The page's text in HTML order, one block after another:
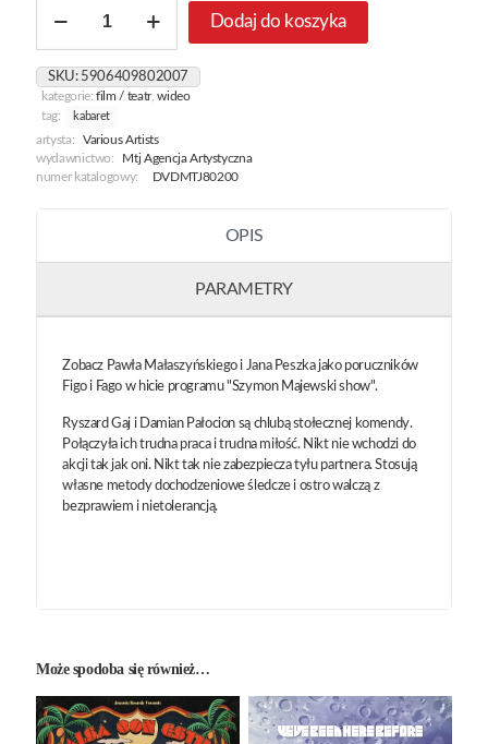
Figo
Dodaj do koszyka
SKU: 5906409802007
kategorie:film / teatr,wideo
tag:
kabaret
artysta:
Various Artists
wydawnictwo:
Mtj Agencja Artystyczna
numer katalogowy:
DVDMTJ80200
OPIS
PARAMETRY
Zobacz Pawła Małaszyńskiego i Jana Peszka jako poruczników
Figo i Fago w hicie programu "Szymon Majewski show".
Ryszard Gaj i Damian Pałocion są chlubą stołecznej komendy.
Połączyła ich trudna praca i trudna miłość. Nikt nie wchodzi do
akcji tak jak oni. Nikt tak nie zabezpiecza tyłu partnera. Stosują
własne metody dochodzeniowe śledcze i ostro walczą z
bezprawiem i nietolerancją.
Może spodoba się również…